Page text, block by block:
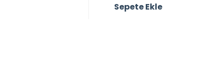
Sepete Ekle